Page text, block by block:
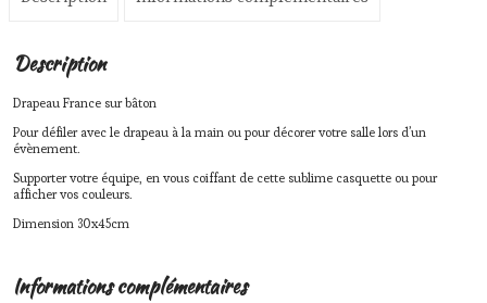
Description
Drapeau France sur bâton
Pour défiler avec le drapeau à la main ou pour décorer votre salle lors d’un
évènement.
Supporter votre équipe, en vous coiffant de cette sublime casquette ou pour
afficher vos couleurs.
Dimension 30x45cm
Informations complémentaires